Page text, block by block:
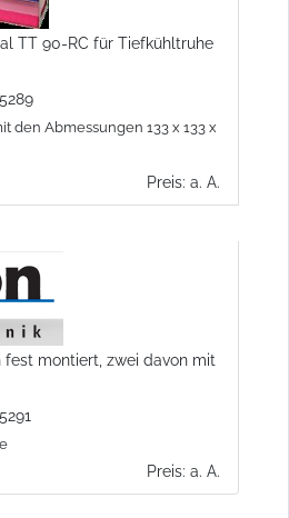
TT 90-RC für Tiefkühltruhe
den Abmessungen 133 x 133 x
Preis: a. A.
fest montiert, zwei davon mit
Preis: a. A.